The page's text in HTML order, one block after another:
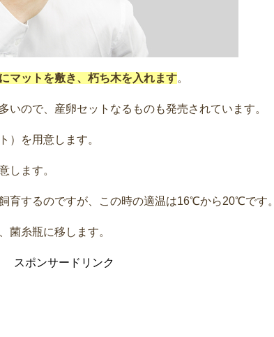
マットを敷き、朽ち木を入れます。
いので、産卵セットなるものも発売されています。
）を用意します。
します。
育するのですが、この時の適温は16℃から20℃です。
菌糸瓶に移します。
スポンサードリンク